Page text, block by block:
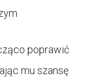
poprawić
mu szansę